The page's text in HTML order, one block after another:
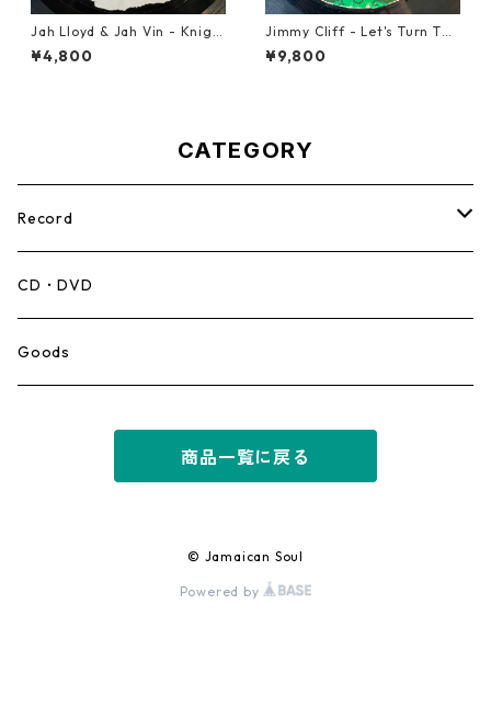
Jah Lloyd & Jah Vin - Knigh
t Of The Round Table【7-21
908】
¥4,800
Jimmy Cliff - Let's Turn The
Table【7-21999】
¥9,800
CATEGORY
Record
Mento,Calypso,Ballad
Ska
CD・DVD
Goods
商品一覧に戻る
© Jamaican Soul
Powered by